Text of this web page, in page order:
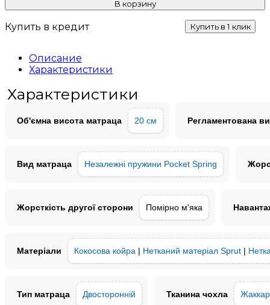
В корзину
Купить в кредит Купить в 1 клик
Описание
Характеристики
Характеристики
Об'ємна висота матраца 20 см Регламентована
Вид матраца Незалежні пружини Pocket Spring
Жорсткість другої сторони Помірно м'яка
Матеріали Кокосова койра | Нетканий матеріал Sprut |
Тип матраца Двосторонній Тканина чохла